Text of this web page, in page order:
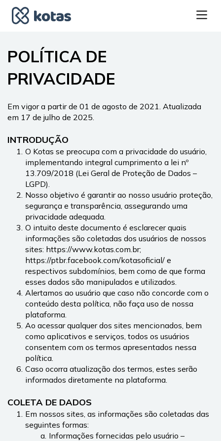
POLÍTICA DE
PRIVACIDADE
Em vigor a partir de 01 de agosto de 2021. Atualizada
em 17 de julho de 2025.
INTRODUÇÃO
O Kotas se preocupa com a privacidade do usuário,
implementando integral cumprimento a lei nº
13.709/2018 (Lei Geral de Proteção de Dados –
LGPD).
Nosso objetivo é garantir ao nosso usuário proteção,
segurança e transparência, assegurando uma
privacidade adequada.
O intuito deste documento é esclarecer quais
informações são coletadas dos usuários de nossos
sites: https://www.kotas.com.br;
https://ptbr.facebook.com/kotasoficial/ e
respectivos subdomínios, bem como de que forma
esses dados são manipulados e utilizados.
Alertamos ao usuário que caso não concorde com o
conteúdo desta política, não faça uso de nossa
plataforma.
Ao acessar qualquer dos sites mencionados, bem
como aplicativos e serviços, todos os usuários
consentem com os termos apresentados nessa
política.
Caso ocorra atualização dos termos, estes serão
informados diretamente na plataforma.
COLETA DE DADOS
Em nossos sites, as informações são coletadas das
seguintes formas:
Informações fornecidas pelo usuário –